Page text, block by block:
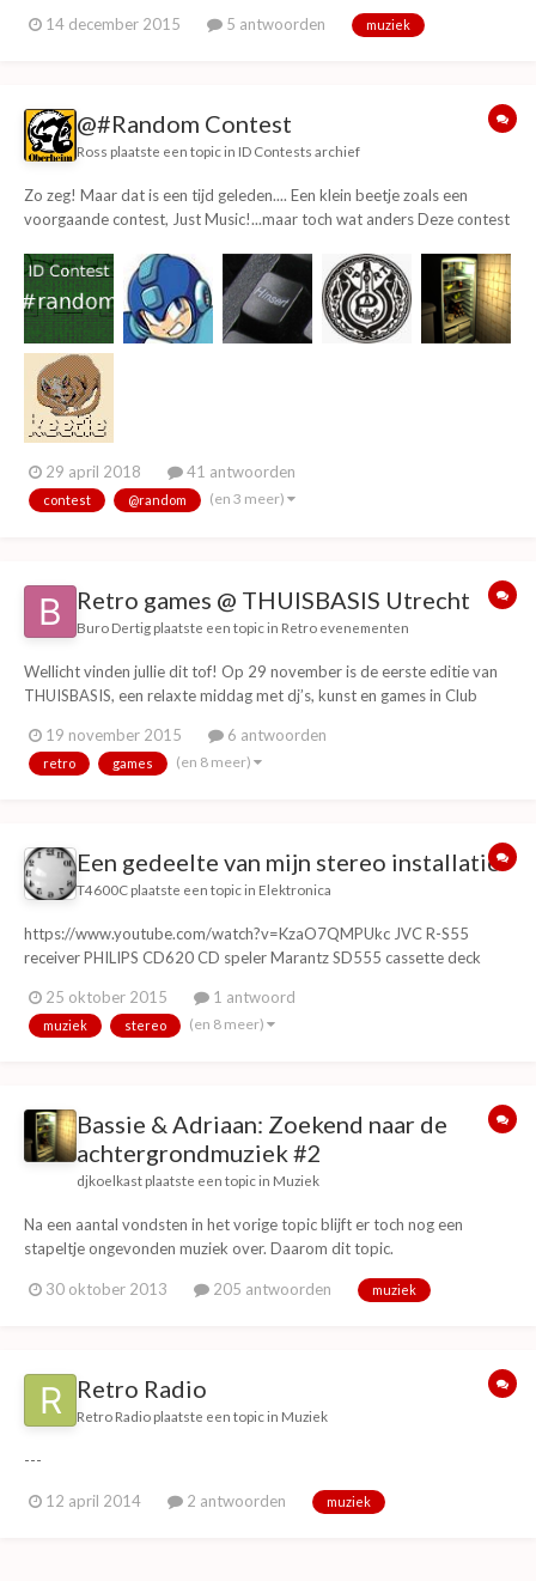
klein was ging ik iedere week altijd het vuilnis af op zoek naar spullen
14 december 2015 5 antwoorden muziek
@#Random Contest
Ross plaatste een topic in ID Contests archief
Zo zeg! Maar dat is een tijd geleden.... Een klein beetje zoals een
voorgaande contest, Just Music!...maar toch wat anders Deze contest
totaal 121 punten te behalen. 2 voor elke goede artiest, 2 voor...
29 april 2018 41 antwoorden
contest @random (en 3 meer)
Retro games @ THUISBASIS Utrecht
Buro Dertig plaatste een topic in Retro evenementen
Wellicht vinden jullie dit tof! Op 29 november is de eerste editie van
THUISBASIS, een relaxte middag met dj’s, kunst en games in Club
pokeren of toffe expo’s bekijken. Uiteraard is aan eten en drinken ook
gedacht. T42's Ar...
19 november 2015 6 antwoorden
retro games (en 8 meer)
Een gedeelte van mijn stereo installatie.
T4600C plaatste een topic in Elektronica
https://www.youtube.com/watch?v=KzaO7QMPUkc JVC R-S55
receiver PHILIPS CD620 CD speler Marantz SD555 cassette deck
tangiale platenspeler JVC SK-51 boxen
25 oktober 2015 1 antwoord
muziek stereo (en 8 meer)
Bassie & Adriaan: Zoekend naar de
achtergrondmuziek #2
djkoelkast plaatste een topic in Muziek
Na een aantal vondsten in het vorige topic blijft er toch nog een
stapeltje ongevonden muziek over. Daarom dit topic.
30 oktober 2013 205 antwoorden muziek
Retro Radio
Retro Radio plaatste een topic in Muziek
---
12 april 2014 2 antwoorden muziek